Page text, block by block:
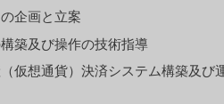
企画と立案
築及び操作の技術指導
仮想通貨）決済システム構築及び